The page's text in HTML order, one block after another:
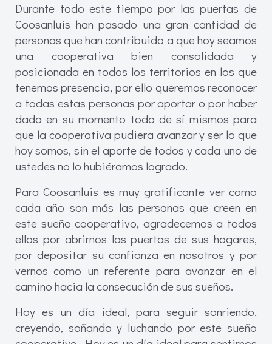
Durante todo este tiempo por las puertas de
Coosanluis han pasado una gran cantidad de
personas que han contribuido a que hoy seamos
una cooperativa bien consolidada y
posicionada en todos los territorios en los que
tenemos presencia, por ello queremos reconocer
a todas estas personas por aportar o por haber
dado en su momento todo de sí mismos para
que la cooperativa pudiera avanzar y ser lo que
hoy somos, sin el aporte de todos y cada uno de
ustedes no lo hubiéramos logrado.
Para Coosanluis es muy gratificante ver como
cada año son más las personas que creen en
este sueño cooperativo, agradecemos a todos
ellos por abrirnos las puertas de sus hogares,
por depositar su confianza en nosotros y por
vernos como un referente para avanzar en el
camino hacia la consecución de sus sueños.
Hoy es un día ideal, para seguir sonriendo,
creyendo, soñando y luchando por este sueño